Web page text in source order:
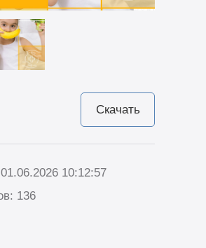
Скачать
10:12:57
136